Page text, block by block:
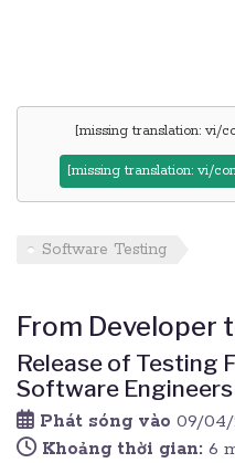
[missing translation: vi/
[missing translation: vi/
Software Testing
From Developer
Release of Testing
Software Engineers
Phát sóng vào 09/
Khoảng thời gian: 6